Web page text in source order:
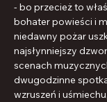
- bo przecież to
bohater powieści i
niedawny pożar
najsłynniejszy
scenach
dwugodzinne
wzruszeń i